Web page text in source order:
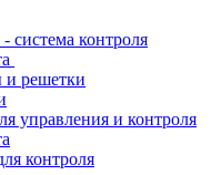
система контроля
и решетки
управления и контроля
контроля